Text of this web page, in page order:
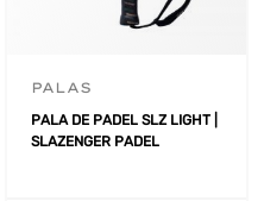
PALAS
PALA DE PADEL SLZ LIGHT |
SLAZENGER PADEL